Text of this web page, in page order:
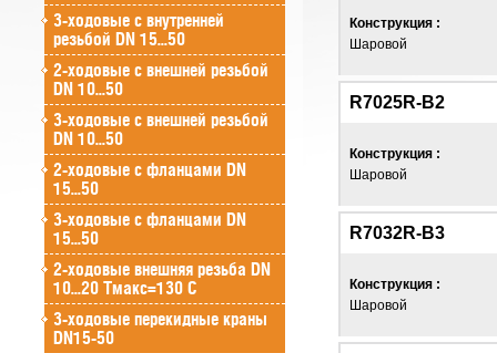
3-ходовые с внутренней
резьбой DN 15...50
2-ходовые с внешней резьбой
DN 10...50
3-ходовые с внешней резьбой
DN 10...50
2-ходовые с фланцами DN
15...50
3-ходовые с фланцами DN
15...50
2-ходовые внешняя резьба DN
10...20 Tмакс=130 C
3-ходовые перекидные краны
DN15-50
Конструкция :
Шаровой
R7025R-B2
Конструкция :
Шаровой
R7032R-B3
Конструкция :
Шаровой